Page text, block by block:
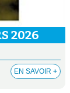
2026
EN SAVOIR +